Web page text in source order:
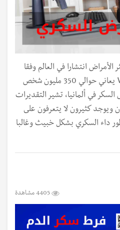
انتشارا في العالم وفقا
لمنظمة الصحة العالمية WHO يعاني حوالي 350 مليون شخص
في ألمانيا، تشير التقديرات
ويوجد كثيرون لا يتعرفون على
داء السكري بشكل خبيث وغالبا
4405 مشاهدة